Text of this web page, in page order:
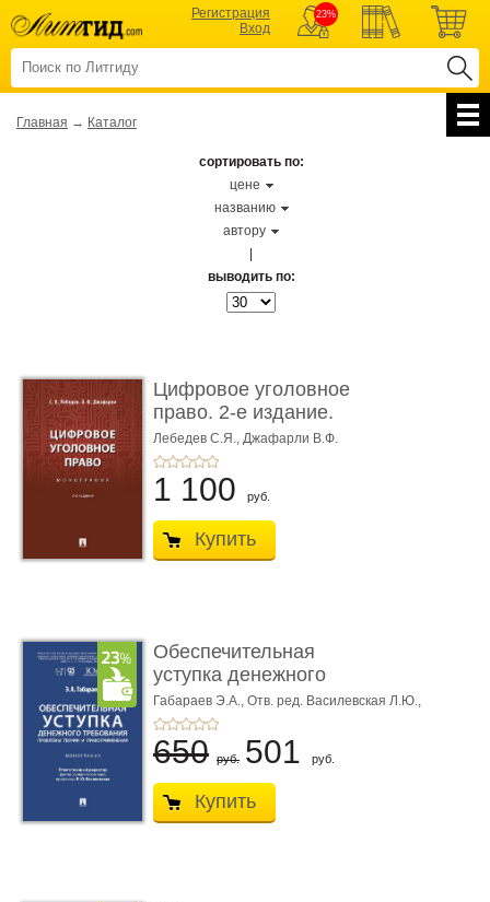
Регистрация
Вход
23%
Главная → Каталог
сортировать по:
цене
названию
автору
выводить по:
Цифровое уголовное
право. 2-е издание.
Монограф ...
Лебедев С.Я., Джафарли В.Ф.
1 100 руб.
Купить
Обеспечительная
уступка денежного
требования ...
Габараев Э.А., Отв. ред. Василевская Л.Ю.,
вступ. сл. Каретина М.Г.
650 руб. 501 руб.
Купить